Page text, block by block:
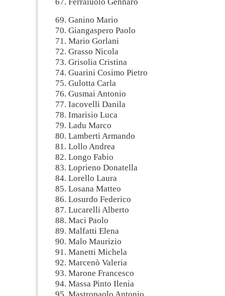
69. Ganino Mario
70. Giangaspero Paolo
71. Mario Gorlani
72. Grasso Nicola
73. Grisolia Cristina
74. Guarini Cosimo Pietro
75. Gulotta Carla
76. Gusmai Antonio
77. Iacovelli Danila
78. Imarisio Luca
79. Ladu Marco
80. Lamberti Armando
81. Lollo Andrea
82. Longo Fabio
83. Loprieno Donatella
84. Lorello Laura
85. Losana Matteo
86. Losurdo Federico
87. Lucarelli Alberto
88. Maci Paolo
89. Malfatti Elena
90. Malo Maurizio
91. Manetti Michela
92. Marcenò Valeria
93. Marone Francesco
94. Massa Pinto Ilenia